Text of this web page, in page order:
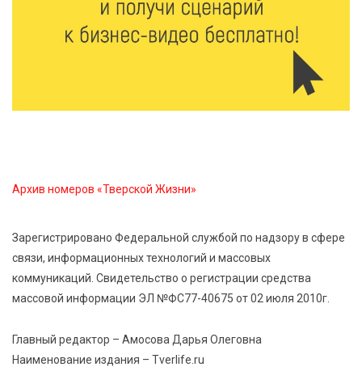
7 Авг 2026 15:37 222
Жителям Тверской области напомнили об
7 Авг 2026 15:30 279
трансформаторных подстанций и более 146 км ЛЭП
в Тверской области
7 Авг 2026 15:10 261
появится новая беговая трасса для
профессиональных спортсменов
Архив номеров «Тверской Жизни»
Зарегистрировано Федеральной службой по надзору в сфере
связи, информационных технологий и массовых
коммуникаций. Свидетельство о регистрации средства
массовой информации ЭЛ №ФС77-40675 от 02 июля 2010г.
Главный редактор – Амосова Дарья Олеговна
Наименование издания – Tverlife.ru